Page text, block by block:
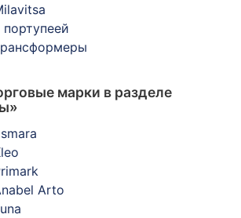
марки в разделе
Arto